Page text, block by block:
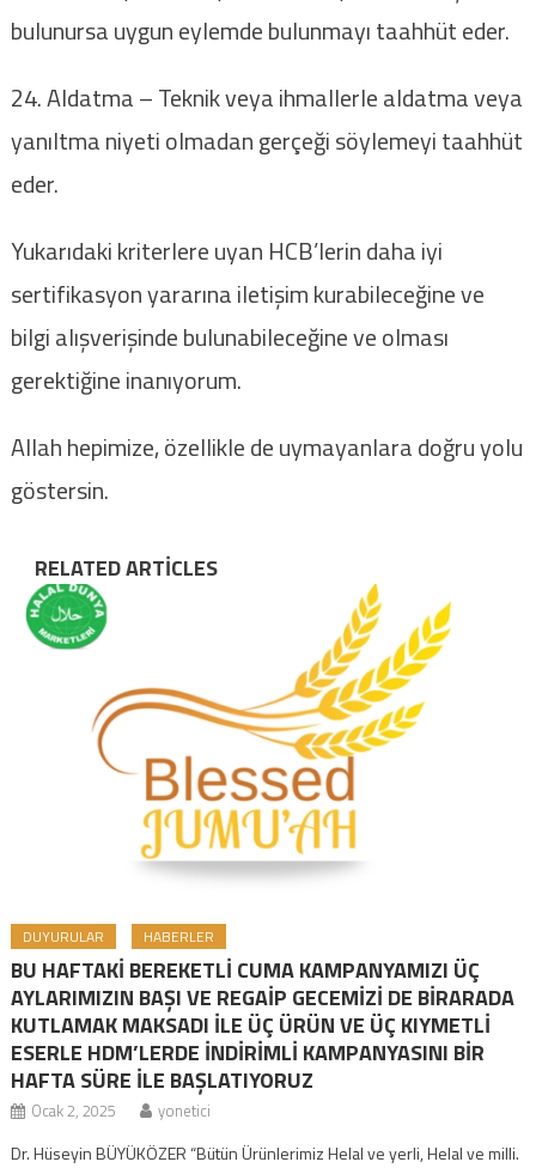
bulunursa uygun eylemde bulunmayı taahhüt eder.
24. Aldatma – Teknik veya ihmallerle aldatma veya
yanıltma niyeti olmadan gerçeği söylemeyi taahhüt
eder.
Yukarıdaki kriterlere uyan HCB’lerin daha iyi
sertifikasyon yararına iletişim kurabileceğine ve
bilgi alışverişinde bulunabileceğine ve olması
gerektiğine inanıyorum.
Allah hepimize, özellikle de uymayanlara doğru yolu
göstersin.
RELATED ARTICLES
DUYURULAR HABERLER
BU HAFTAKİ BEREKETLİ CUMA KAMPANYAMIZI ÜÇ
AYLARIMIZIN BAŞI VE REGAİP GECEMİZİ DE BİRARADA
KUTLAMAK MAKSADI İLE ÜÇ ÜRÜN VE ÜÇ KIYMETLİ
ESERLE HDM’LERDE İNDİRİMLİ KAMPANYASINI BİR
HAFTA SÜRE İLE BAŞLATIYORUZ
Ocak 2, 2025 yonetici
Dr. Hüseyin BÜYÜKÖZER “Bütün Ürünlerimiz Helal ve yerli, Helal ve milli.